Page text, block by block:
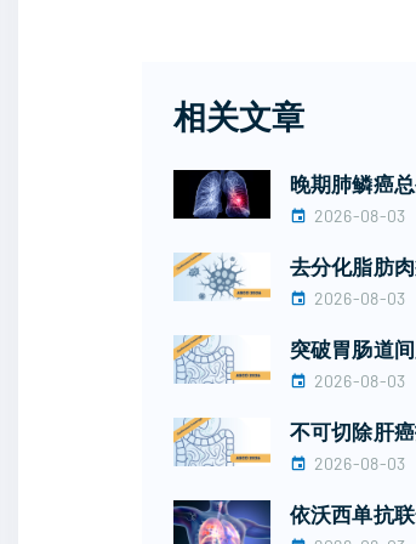
相关文章
晚期肺鳞癌
2026-08-03
去分化脂肪
2026-08-03
突破胃肠道
2026-08-03
不可切除肝
2026-08-03
依沃西单抗